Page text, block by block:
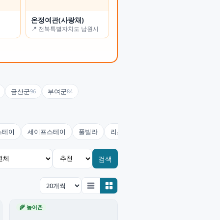
옥탑을 부탁해
📍 충청북도 청주시
온정여관(사랑채)
📍 전북특별자치도 남원시
금산군96 부여군84
이 세이프스테이 풀빌라 리조트
검색
🌾 농어촌